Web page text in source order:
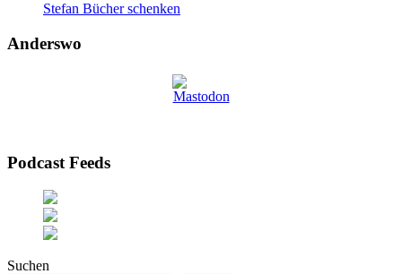
Stefan Bücher schenken
Anderswo
Podcast Feeds
Suchen